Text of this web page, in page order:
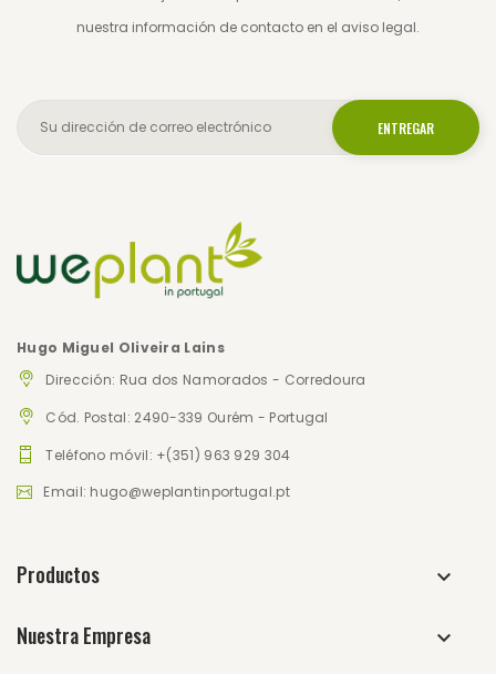
nuestra información de contacto en el aviso legal.
Hugo Miguel Oliveira Lains
Dirección: Rua dos Namorados - Corredoura
Cód. Postal: 2490-339 Ourém - Portugal
Teléfono móvil: +(351) 963 929 304
Email: hugo@weplantinportugal.pt
Productos
Nuestra Empresa